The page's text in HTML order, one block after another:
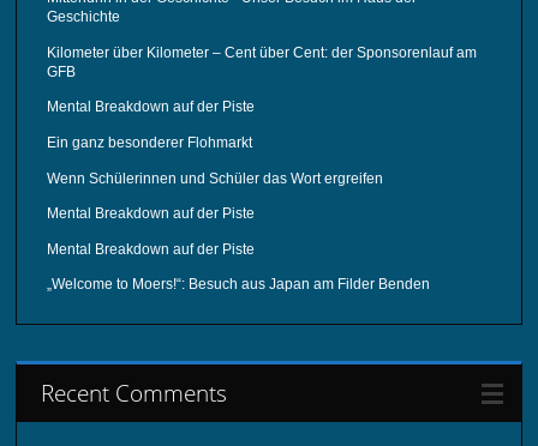
Geschichte
Kilometer über Kilometer – Cent über Cent: der Sponsorenlauf am
GFB
Mental Breakdown auf der Piste
Ein ganz besonderer Flohmarkt
Wenn Schülerinnen und Schüler das Wort ergreifen
Mental Breakdown auf der Piste
Mental Breakdown auf der Piste
„Welcome to Moers!“: Besuch aus Japan am Filder Benden
Recent Comments